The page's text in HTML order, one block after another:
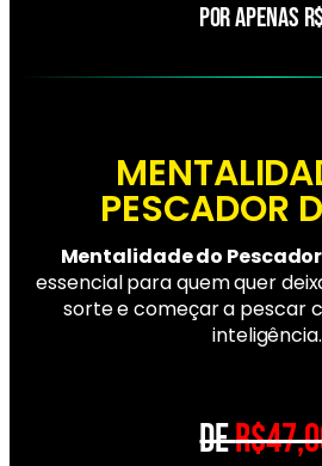
POR APENAS
PESCADOR
Mentalidade do
essencial para quem quer
sorte e começar a pescar
inteligência.
DE